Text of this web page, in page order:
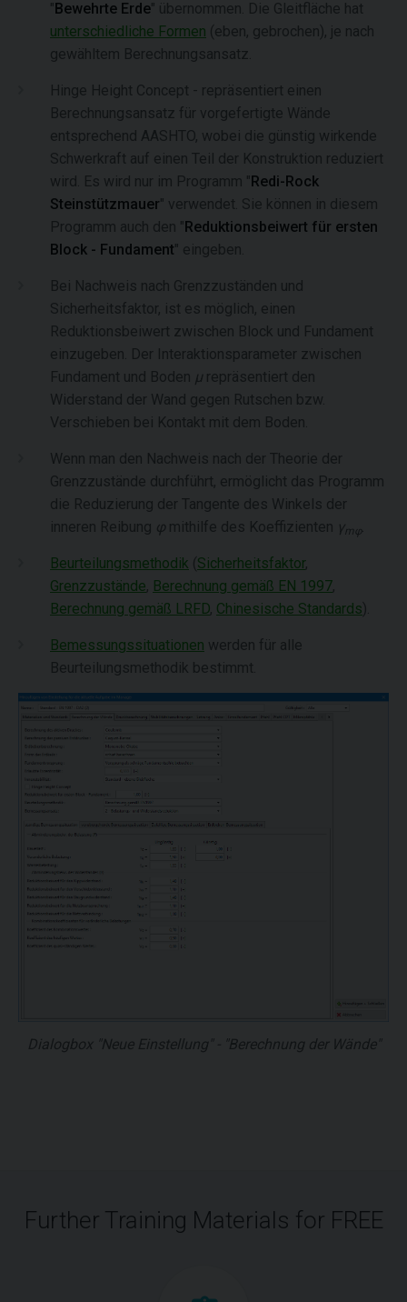
"Bewehrte Erde" übernommen. Die Gleitfläche hat
unterschiedliche Formen (eben, gebrochen), je nach
gewähltem Berechnungsansatz.
Hinge Height Concept - repräsentiert einen
Berechnungsansatz für vorgefertigte Wände
entsprechend AASHTO, wobei die günstig wirkende
Schwerkraft auf einen Teil der Konstruktion reduziert
wird. Es wird nur im Programm "Redi-Rock
Steinstützmauer" verwendet. Sie können in diesem
Programm auch den "Reduktionsbeiwert für ersten
Block - Fundament" eingeben.
Bei Nachweis nach Grenzzuständen und
Sicherheitsfaktor, ist es möglich, einen
Reduktionsbeiwert zwischen Block und Fundament
einzugeben. Der Interaktionsparameter zwischen
Fundament und Boden µ repräsentiert den
Widerstand der Wand gegen Rutschen bzw.
Verschieben bei Kontakt mit dem Boden.
Wenn man den Nachweis nach der Theorie der
Grenzzustände durchführt, ermöglicht das Programm
die Reduzierung der Tangente des Winkels der
inneren Reibung φ mithilfe des Koeffizienten γmφ
Beurteilungsmethodik ( Sicherheitsfaktor,
Grenzzustände, Berechnung gemäß EN 1997,
Berechnung gemäß LRFD, Chinesische Standards).
Bemessungssituationen werden für alle
Beurteilungsmethodik bestimmt.
Dialogbox "Neue Einstellung" - "Berechnung der Wände"
Further Training Materials for FREE